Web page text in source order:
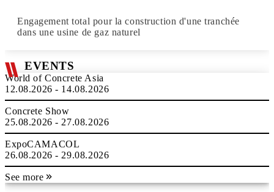
Engagement total pour la construction d'une tranchée
dans une usine de gaz naturel
EVENTS
World of Concrete Asia
12.08.2026 - 14.08.2026
Concrete Show
25.08.2026 - 27.08.2026
ExpoCAMACOL
26.08.2026 - 29.08.2026
See more